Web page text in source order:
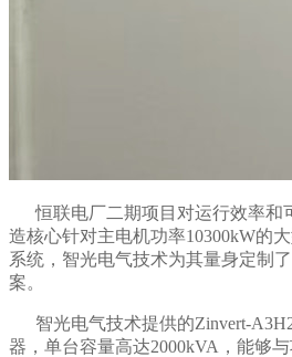
恒联电厂二期项目对运行效率和
造核心针对主电机功率10300kW的
系统，智光电气技术为其量身定制
案。
智光电气技术提供的Zinvert-
器，单台容量高达2000kVA，能够